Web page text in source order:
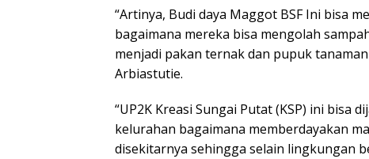
“Artinya, Budi daya Maggot BSF Ini bisa
bagaimana mereka bisa mengolah
menjadi pakan ternak dan pupuk
Arbiastutie.
“UP2K Kreasi Sungai Putat (KSP) ini bisa
kelurahan bagaimana memberdayakan
disekitarnya sehingga selain lingkungan